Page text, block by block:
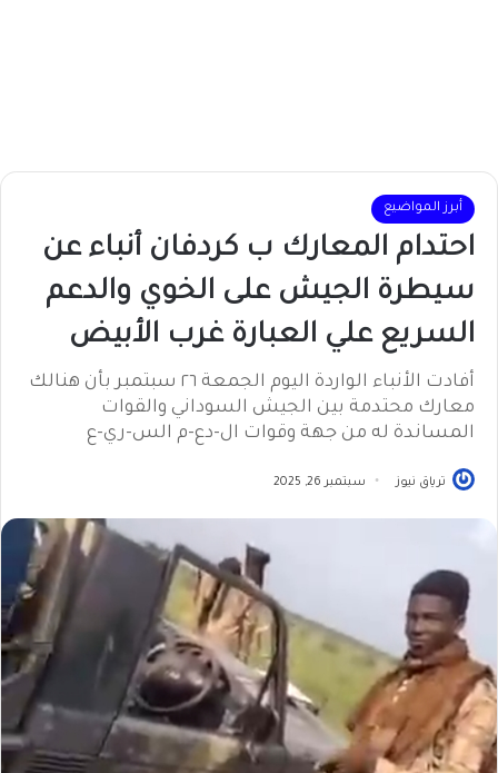
أبرز المواضيع
احتدام المعارك ب كردفان أنباء عن
سيطرة الجيش على الخوي والدعم
السريع علي العبارة غرب الأبيض
أفادت الأنباء الواردة اليوم الجمعة ٢٦ سبتمبر بأن هنالك
معارك محتدمة بين الجيش السوداني والقوات
المساندة له من جهة وقوات ال-دع-م الس-ري-ع
ترياق نيوز سبتمبر 26, 2025